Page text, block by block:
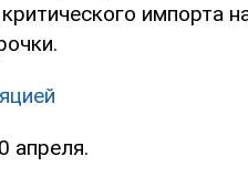
импорта
апреля.